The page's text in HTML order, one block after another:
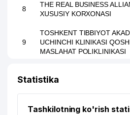
8
THE REAL BUSINESS
XUSUSIY KORXONASI
9
TOSHKENT TIBBIYOT
UCHINCHI KLINIKASI
MASLAHAT POLIKLINIKASI
10
DIAGNOSTIKA MARKAZI
Statistika
Tashkilotning ko'rish